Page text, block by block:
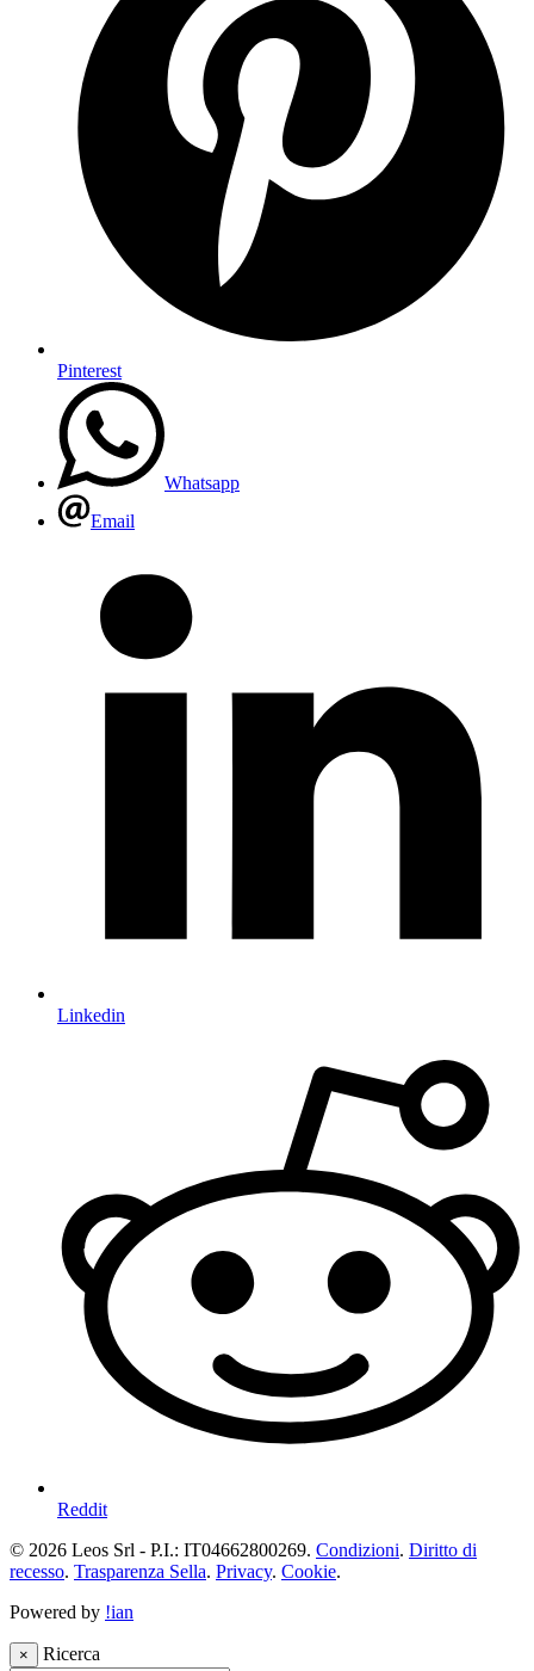
Pinterest
Whatsapp
Email
Linkedin
Reddit
© 2026 Leos Srl - P.I.: IT04662800269. Condizioni. Diritto di
recesso. Trasparenza Sella. Privacy. Cookie.
Powered by !ian
× Ricerca